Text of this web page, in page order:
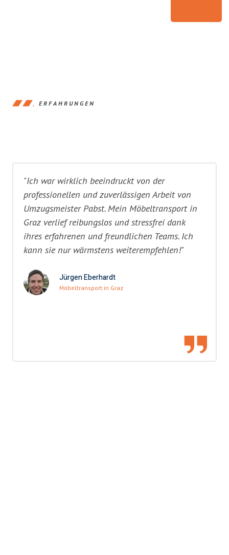
ERFAHRUNGEN
"Ich war wirklich beeindruckt von der
professionellen und zuverlässigen Arbeit von
Umzugsmeister Pabst. Mein Möbeltransport in
Graz verlief reibungslos und stressfrei dank
ihres erfahrenen und freundlichen Teams. Ich
kann sie nur wärmstens weiterempfehlen!"
Jürgen Eberhardt
Möbeltransport in Graz